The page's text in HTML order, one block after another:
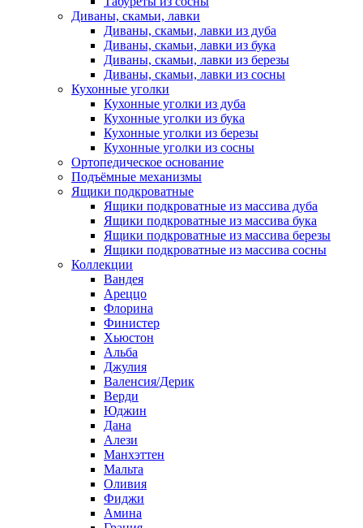
Диваны, скамьи, лавки
Диваны, скамьи, лавки из дуба
Диваны, скамьи, лавки из бука
Диваны, скамьи, лавки из березы
Диваны, скамьи, лавки из сосны
Кухонные уголки
Кухонные уголки из дуба
Кухонные уголки из бука
Кухонные уголки из березы
Кухонные уголки из сосны
Ортопедическое основание
Подъёмные механизмы
Ящики подкроватные
Ящики подкроватные из массива дуба
Ящики подкроватные из массива бука
Ящики подкроватные из массива березы
Ящики подкроватные из массива сосны
Коллекции
Вандея
Ареццо
Флорина
Финистер
Хьюстон
Альба
Джулия
Валенсия/Дерик
Верди
Юджин
Дана
Алези
Манхэттен
Мальта
Оливия
Фиджи
Амина